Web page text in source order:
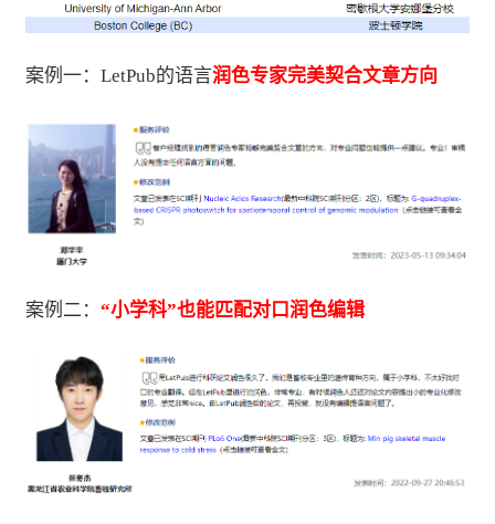
案例一：LetPub的语言润色专家完美契合文章方向
案例二： “小学科”也能匹配对口润色编辑